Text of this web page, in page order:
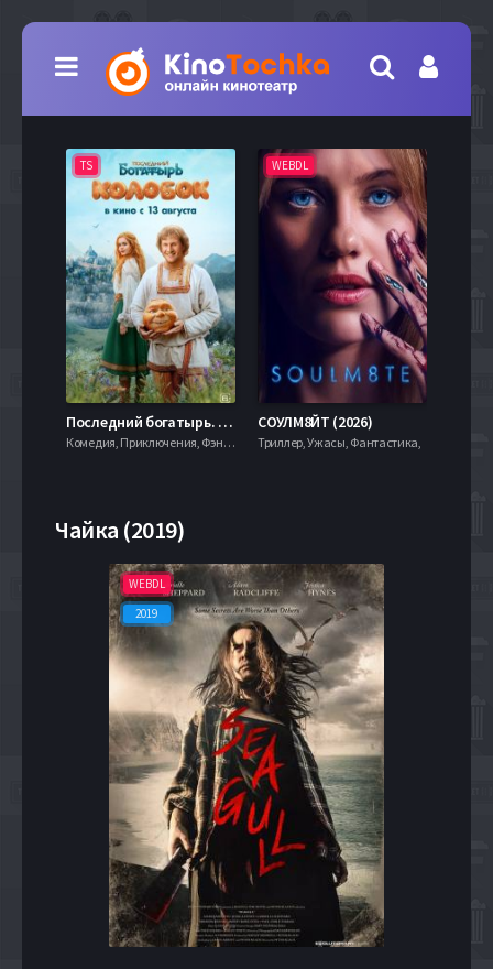
TS
Последний богатырь. Колобок (2026)
Комедия, Приключения, Фэнтези,
WEBDL
СОУЛМ8ЙТ (2026)
Триллер, Ужасы, Фантастика,
Чайка (2019)
WEBDL
2019